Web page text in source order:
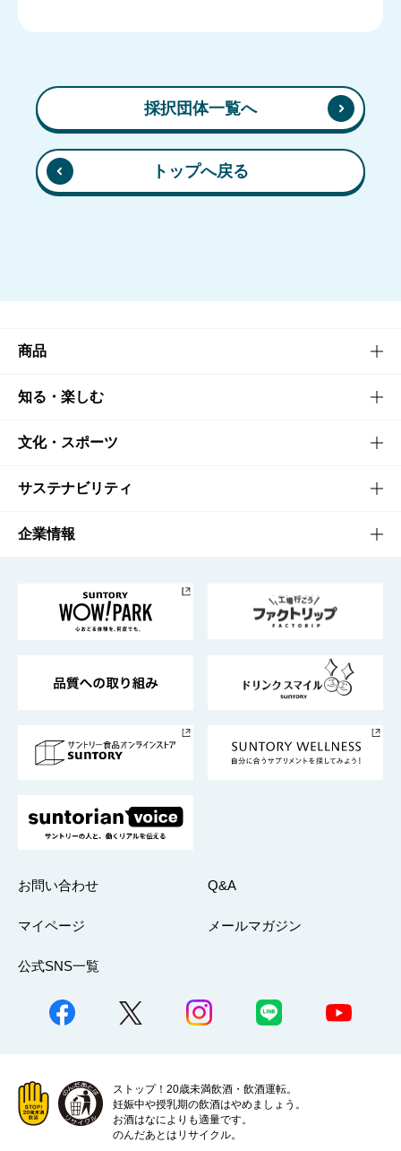
採択団体一覧へ
トップへ戻る
商品
商品TOP
商品一覧
商品発売情報
栄養成分一覧
知る・楽しむ
知る・楽しむTOP
キャンペーン
工場見学
地域情報
文化・スポーツ
文化・スポーツTOP
サントリーホール
サントリーサンバーズ大阪
サステナビリティ
サステナビリティTOP
サントリーが考えるサステナビリティ経営
企業情報
企業概要
採用情報
お問い合わせ Q&A
マイページ メールマガジン
公式SNS一覧
ストップ！20歳未満飲酒・飲酒運転。
妊娠中や授乳期の飲酒はやめましょう。
お酒はなによりも適量です。
のんだあとはリサイクル。